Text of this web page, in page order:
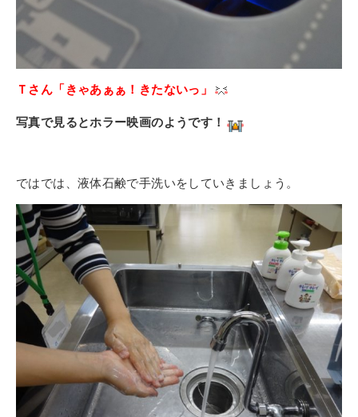
Ｔさん「きゃあぁぁ！きたないっ」
写真で見るとホラー映画のようです！
ではでは、液体石鹸で手洗いをしていきましょう。